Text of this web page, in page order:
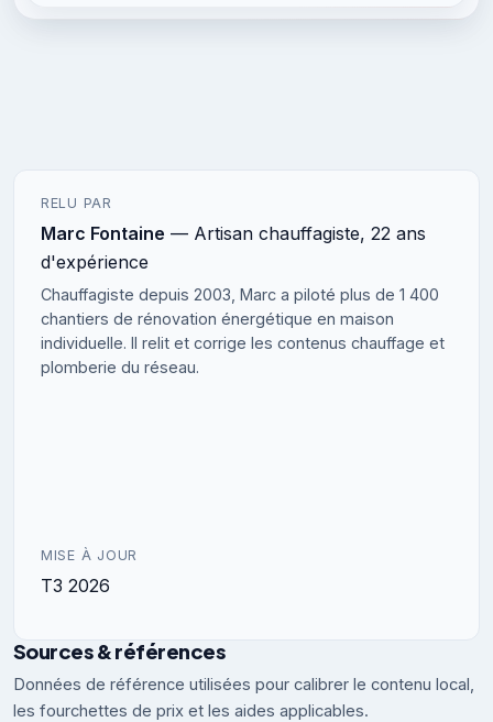
RELU PAR
Marc Fontaine — Artisan chauffagiste, 22 ans
d'expérience
Chauffagiste depuis 2003, Marc a piloté plus de 1 400
chantiers de rénovation énergétique en maison
individuelle. Il relit et corrige les contenus chauffage et
plomberie du réseau.
MISE À JOUR
T3 2026
Sources & références
Données de référence utilisées pour calibrer le contenu local,
les fourchettes de prix et les aides applicables.